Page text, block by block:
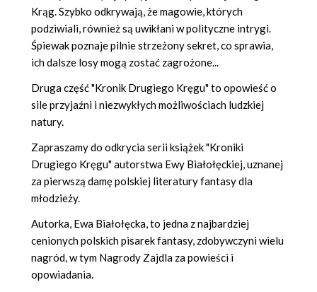
Krąg. Szybko odkrywają, że magowie, których
podziwiali, również są uwikłani w polityczne intrygi.
Śpiewak poznaje pilnie strzeżony sekret, co sprawia,
ich dalsze losy mogą zostać zagrożone...
Druga część "Kronik Drugiego Kręgu" to opowieść o
sile przyjaźni i niezwykłych możliwościach ludzkiej
natury.
Zapraszamy do odkrycia serii książek "Kroniki
Drugiego Kręgu" autorstwa Ewy Białołęckiej, uznanej
za pierwszą damę polskiej literatury fantasy dla
młodzieży.
Autorka, Ewa Białołęcka, to jedna z najbardziej
cenionych polskich pisarek fantasy, zdobywczyni wielu
nagród, w tym Nagrody Zajdla za powieści i
opowiadania.